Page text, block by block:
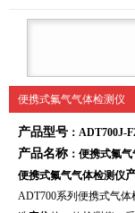
便携式氟气气体检测仪
产品型号 ：ADT700J-
产品名称 ： 便携式氟
便携式氟气气体检测仪
ADT700系列便携式气